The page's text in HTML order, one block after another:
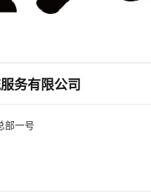
务有限公司
部一号